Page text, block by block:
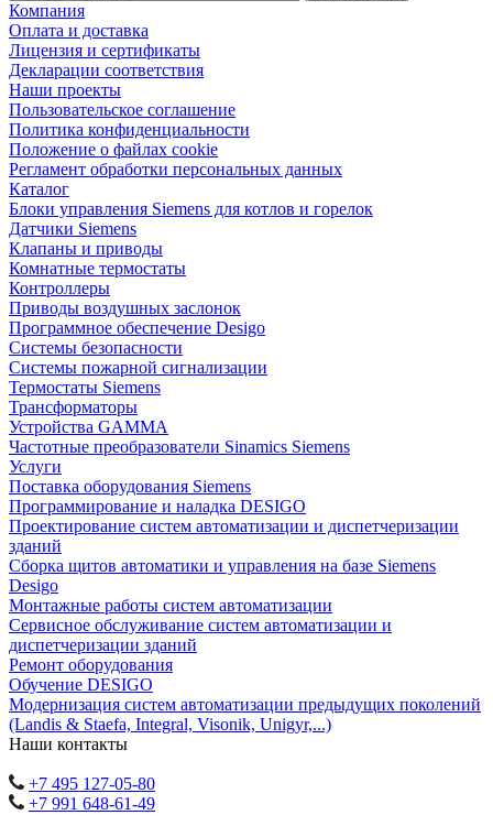
Компания
Оплата и доставка
Лицензия и сертификаты
Декларации соответствия
Наши проекты
Пользовательское соглашение
Политика конфиденциальности
Положение о файлах cookie
Регламент обработки персональных данных
Каталог
Блоки управления Siemens для котлов и горелок
Датчики Siemens
Клапаны и приводы
Комнатные термостаты
Контроллеры
Приводы воздушных заслонок
Программное обеспечение Desigo
Системы безопасности
Системы пожарной сигнализации
Термостаты Siemens
Трансформаторы
Устройства GAMMA
Частотные преобразователи Sinamics Siemens
Услуги
Поставка оборудования Siemens
Программирование и наладка DESIGO
Проектирование систем автоматизации и диспетчеризации
зданий
Сборка щитов автоматики и управления на базе Siemens
Desigo
Монтажные работы систем автоматизации
Сервисное обслуживание систем автоматизации и
диспетчеризации зданий
Ремонт оборудования
Обучение DESIGO
Модернизация систем автоматизации предыдущих поколений
(Landis & Staefa, Integral, Visonik, Unigyr,...)
Наши контакты
+7 495 127-05-80
+7 991 648-61-49